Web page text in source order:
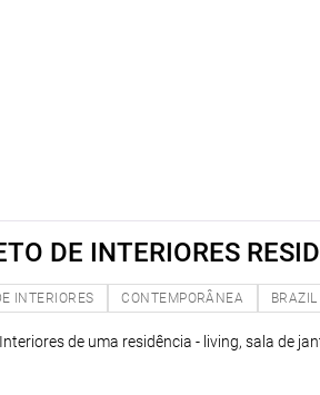
DE INTERIORES
INTERIORES CONTEMPORÂNEA BRAZIL
de uma residência - living, sala de